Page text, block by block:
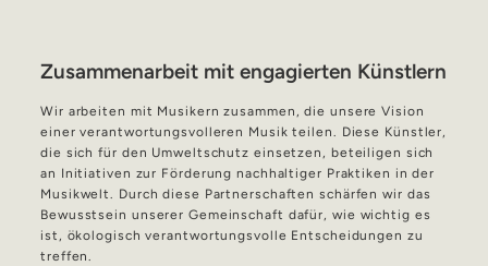
Zusammenarbeit mit engagierten Künstlern
Wir arbeiten mit Musikern zusammen, die unsere Vision
einer verantwortungsvolleren Musik teilen. Diese Künstler,
die sich für den Umweltschutz einsetzen, beteiligen sich
an Initiativen zur Förderung nachhaltiger Praktiken in der
Musikwelt. Durch diese Partnerschaften schärfen wir das
Bewusstsein unserer Gemeinschaft dafür, wie wichtig es
ist, ökologisch verantwortungsvolle Entscheidungen zu
treffen.